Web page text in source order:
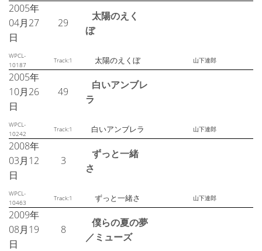
2005年
04月27
日
29
太陽のえく
ぼ
WPCL-
10187
Track:1 太陽のえくぼ 山下達郎
2005年
10月26
日
49
白いアンブレ
ラ
WPCL-
10242
Track:1 白いアンブレラ 山下達郎
2008年
03月12
日
3
ずっと一緒
さ
WPCL-
10463
Track:1 ずっと一緒さ 山下達郎
2009年
08月19
日
8
僕らの夏の夢
／ミューズ